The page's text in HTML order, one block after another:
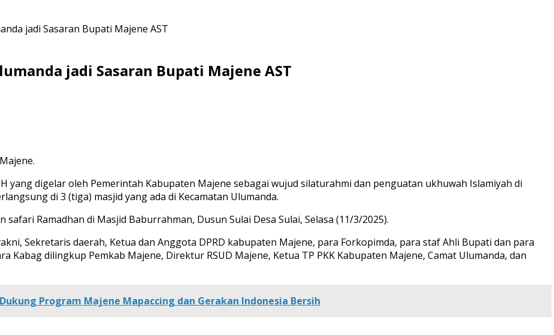
jadi Sasaran Bupati Majene AST
jadi Sasaran Bupati Majene AST
yang digelar oleh Pemerintah Kabupaten Majene sebagai wujud silaturahmi dan penguatan ukhuwah Islamiyah di
di 3 (tiga) masjid yang ada di Kecamatan Ulumanda.
safari Ramadhan di Masjid Baburrahman, Dusun Sulai Desa Sulai, Selasa (11/3/2025).
Sekretaris daerah, Ketua dan Anggota DPRD kabupaten Majene, para Forkopimda, para staf Ahli Bupati dan para
Kabag dilingkup Pemkab Majene, Direktur RSUD Majene, Ketua TP PKK Kabupaten Majene, Camat Ulumanda, dan
Program Majene Mapaccing dan Gerakan Indonesia Bersih